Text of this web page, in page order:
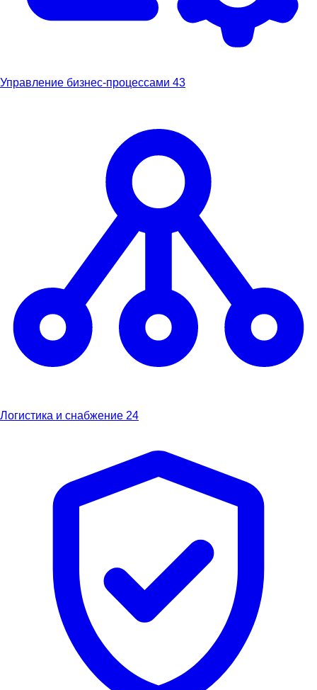
Управление бизнес-процессами 43
Логистика и снабжение 24